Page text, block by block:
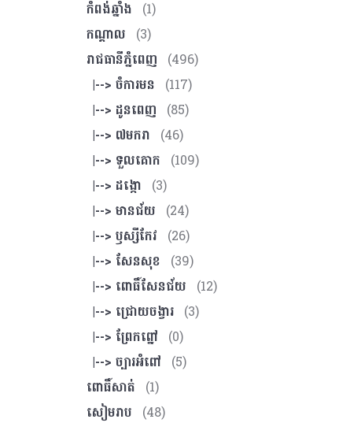
កំពង់ឆ្នាំង
(1)
កណ្ដាល
(3)
រាជធានីភ្នំពេញ
(496)
|--> ចំការមន
(117)
|--> ដូនពេញ
(85)
|--> ៧មករា
(46)
|--> ទួលគោក
(109)
|--> ដង្កោ
(3)
|--> មានជ័យ
(24)
|--> ឫស្សីកែវ
(26)
|--> សែនសុខ
(39)
|--> ពោធិ៍សែនជ័យ
(12)
|--> ជ្រោយចង្វារ (3)
|--> ព្រែកព្នៅ
(0)
|--> ច្បារអំពៅ
(5)
ពោធិ៍សាត់
(1)
សៀមរាប
(48)